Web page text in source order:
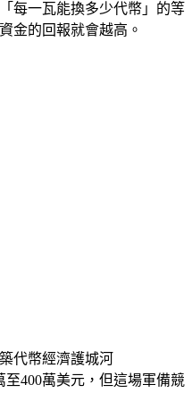
每一瓦能換多少代幣」的等
金的回報就會越高。
代幣經濟護城河
至400萬美元，但這場軍備競